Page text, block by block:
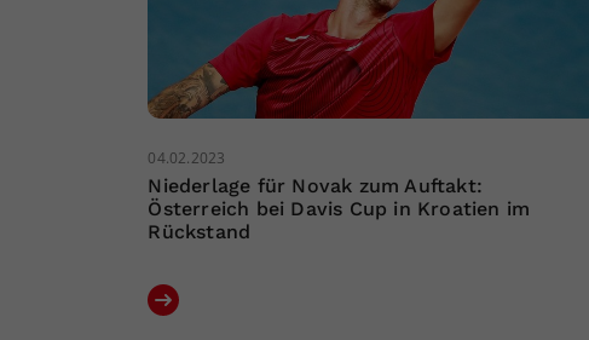
04.02.2023
Niederlage für Novak zum Auftakt:
Österreich bei Davis Cup in Kroatien im
Rückstand